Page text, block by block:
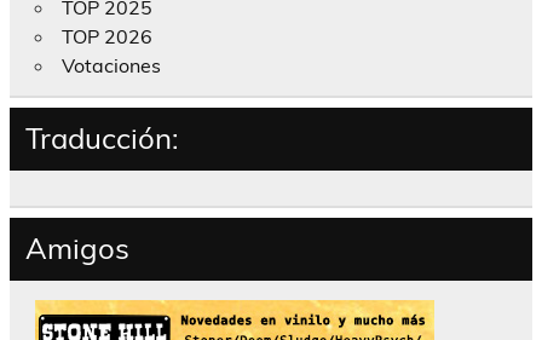
TOP 2025
TOP 2026
Votaciones
Traducción:
Amigos